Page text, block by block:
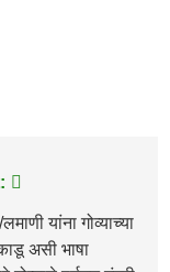
यांना गोव्याच्या
असी भाषा